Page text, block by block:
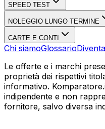
SPEED TEST
NOLEGGIO LUNGO TERMINE
CARTE E CONTI
Chi siamoGlossario
Le offerte e i marchi
proprietà dei rispettivi
informativo.
indipendente e non
fornitore, salvo diversa